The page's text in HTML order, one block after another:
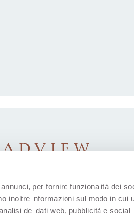
per fornire funzionalità dei
inoltre informazioni sul modo in cui
dei dati web, pubblicità e social